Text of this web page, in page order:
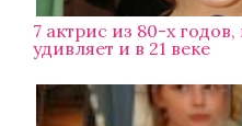
7 актрис из 80-х
удивляет и в 21 веке